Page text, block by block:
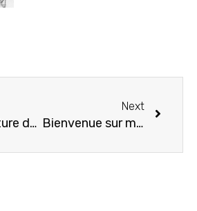
La couverture du tome 3 de Aspic.
Next
Bienvenue sur mon tout nouveau site web !